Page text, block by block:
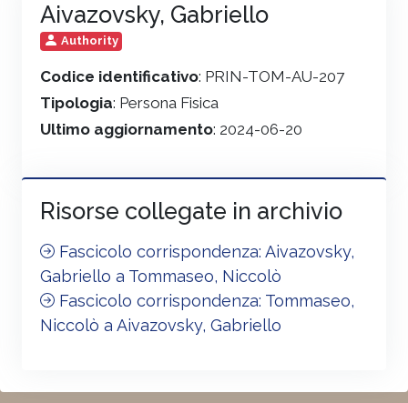
Aivazovsky, Gabriello
Authority
Codice identificativo: PRIN-TOM-AU-207
Tipologia: Persona Fisica
Ultimo aggiornamento: 2024-06-20
Risorse collegate in archivio
Fascicolo corrispondenza: Aivazovsky,
Gabriello a Tommaseo, Niccolò
Fascicolo corrispondenza: Tommaseo,
Niccolò a Aivazovsky, Gabriello